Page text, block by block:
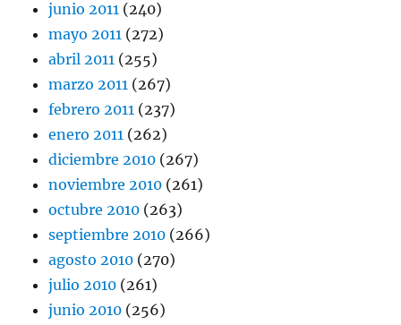
junio 2011 (240)
mayo 2011 (272)
abril 2011 (255)
marzo 2011 (267)
febrero 2011 (237)
enero 2011 (262)
diciembre 2010 (267)
noviembre 2010 (261)
octubre 2010 (263)
septiembre 2010 (266)
agosto 2010 (270)
julio 2010 (261)
junio 2010 (256)